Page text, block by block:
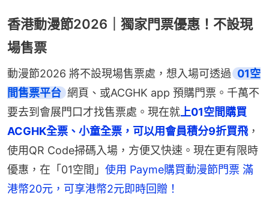
香港動漫節2026｜獨家門票優惠！不設現
場售票
動漫節2026 將不設現場售票處，想入場可透過 01空
間售票平台 網頁、或ACGHK app 預購門票。千萬不
要去到會展門口才找售票處。現在就 上01空間購買
ACGHK全票、小童全票，可以用會員積分9折買飛 ，
使用QR Code掃碼入場，方便又快速。現在更有限時
優惠，在「01空間」 使用 Payme購買動漫節門票 滿
港幣20元，可享港幣2元即時回贈！